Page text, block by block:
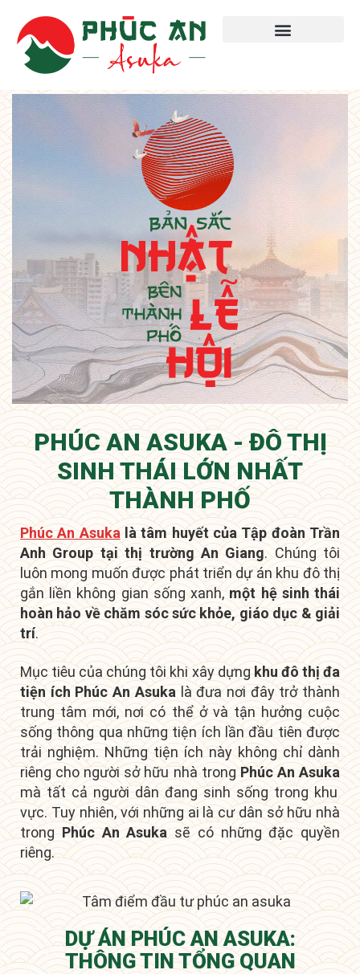
PHÚC AN ASUKA - ĐÔ THỊ
SINH THÁI LỚN NHẤT
THÀNH PHỐ
Phúc An Asukalà tâm huyết của Tập đoàn Trần
Anh Group tại thị trường An Giang. Chúng tôi
luôn mong muốn được phát triển dự án khu đô thị
gắn liền không gian sống xanh, một hệ sinh thái
hoàn hảo về chăm sóc sức khỏe, giáo dục & giải
trí.
Mục tiêu của chúng tôi khi xây dựng khu đô thị đa
tiện ích Phúc An Asukalà đưa nơi đâytrở thành
trung tâm mới, nơi có thể ở và tận hưởng cuộc
sống thông qua những tiện ích lần đầu tiên được
trải nghiệm. Những tiện ích này không chỉ dành
riêng cho người sở hữu nhà trongPhúc An Asuka
mà tất cả người dân đang sinh sống trong khu
vực. Tuy nhiên, với những ai là cư dân sở hữu nhà
trong Phúc An Asuka sẽ có những đặc quyền
riêng.
DỰ ÁN PHÚC AN ASUKA:
THÔNG TIN TỔNG QUAN